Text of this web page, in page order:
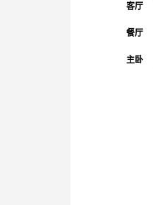
客厅
餐厅
主卧